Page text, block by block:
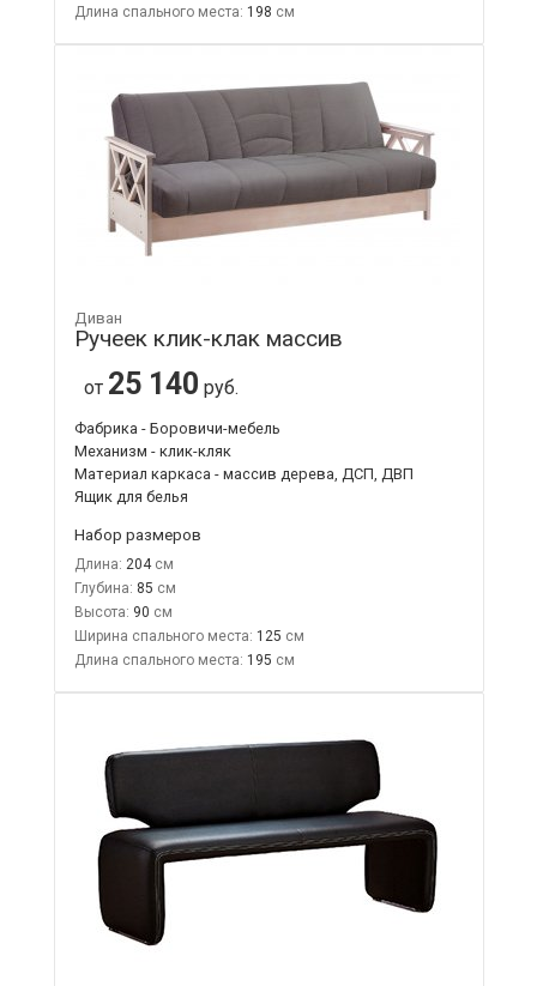
Длина спального места: 198
Диван
Ручеек клик-клак массив
от 25 140 руб.
Фабрика - Боровичи-мебель
Механизм - клик-кляк
Материал каркаса - массив дерева, ДСП, ДВП
Ящик для белья
Набор размеров
Длина: 204
Глубина: 85
Высота: 90
Ширина спального места: 125
Длина спального места: 195